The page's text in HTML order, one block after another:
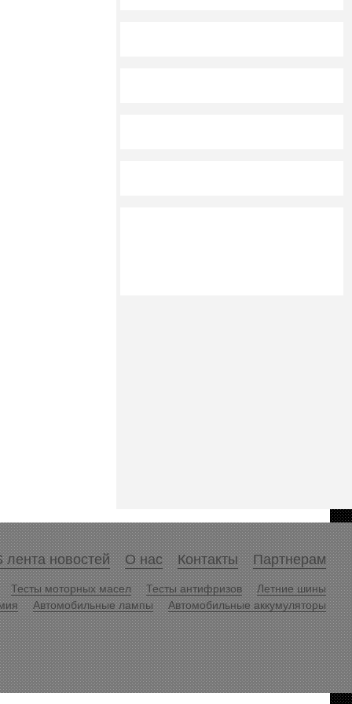
лента новостей О нас Контакты Партнерам
Тесты моторных масел Тесты антифризов
Летние шины
Автомобильные лампы Автомобильные аккумуляторы